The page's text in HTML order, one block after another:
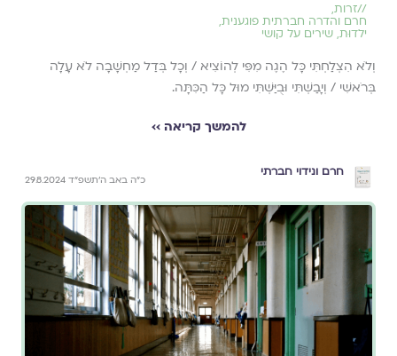
//זרות,
חרם והדרה חברתית פוגענית,
ילדוּת, שירים על קושי
וְלֹא הִצְלַחְתִּי כָּל הֶגֶה מִפִּי לְהוֹצִיא / וְכָל בְּדַל מַחְשָׁבָה לֹא עָלָה
בְּרֹאשִׁי / וְיָבַשְׁתִּי וּבֻיַּשְׁתִּי מוּל כָּל הַכִּתָּה.
להמשך קריאה ››
חרם ונידוי חברתי
כ״ה באב ה׳תשפ״ד 29.8.2024